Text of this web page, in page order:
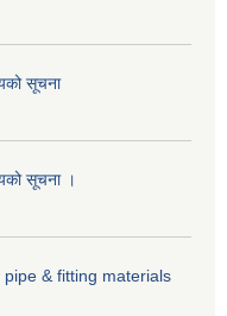
सूचना
सूचना ।
& fitting materials